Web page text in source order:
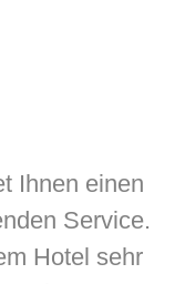
Ihnen einen
Service.
Hotel sehr